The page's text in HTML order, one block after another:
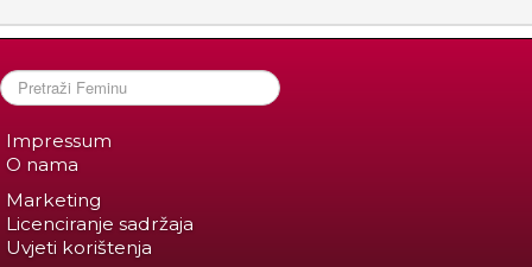
Impressum
O nama
Marketing
Licenciranje sadržaja
Uvjeti korištenja